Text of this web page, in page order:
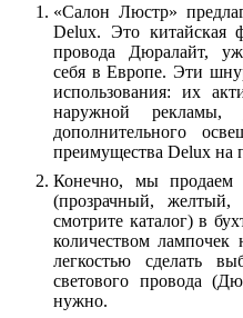
«Салон Люстр» предла
Delux. Это китайская
провода Дюралайт,
себя в Европе. Эти
использования: их
наружной рекламы,
дополнительного
преимущества Delux на
Конечно, мыпродаем
(прозрачный,желты
смотрите каталог)в бух
количеством лампочек
легкостью сделать
светового провода
нужно.